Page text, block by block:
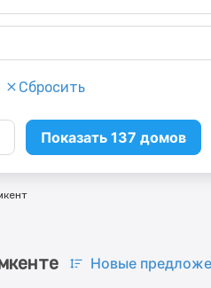
Сбросить
Показать 137 домов
Новые